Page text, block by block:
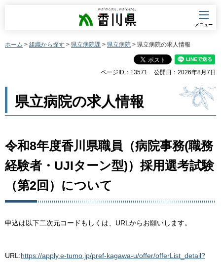
香川県
メニュー
ホーム > 組織から探す > 県立病院課 > 県立病院 > 県立病院の求人情報
ページID：13571 公開日：2026年8月7日
県立病院の求人情報
令和8年度香川県職員（病院事務(職務
経験者・UJIターン型)）採用選考試験
（第2回）について
申込は以下二次元コードもしくは、URLからお願いします。
URL:https://apply.e-tumo.jp/pref-kagawa-u/offer/offerList_detail?